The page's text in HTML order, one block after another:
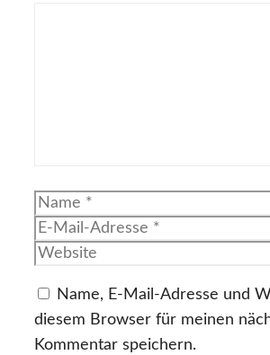
Name
Name, E-Mail-Adresse und
diesem Browser für meinen
Kommentar speichern.